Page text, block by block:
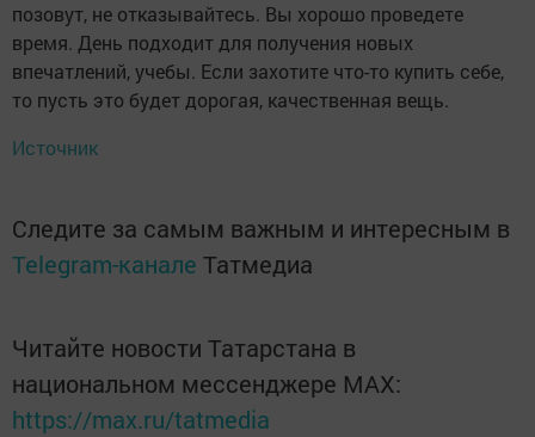
позовут, не отказывайтесь. Вы хорошо проведете
время. День подходит для получения новых
впечатлений, учебы. Если захотите что-то купить себе,
то пусть это будет дорогая, качественная вещь.
Источник
Следите за самым важным и интересным в
Telegram-канале Татмедиа
Читайте новости Татарстана в
национальном мессенджере MАХ:
https://max.ru/tatmedia